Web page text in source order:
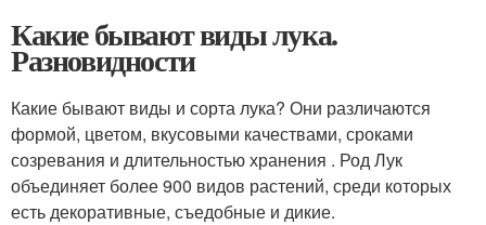
Какие бывают виды лука.
Разновидности
Какие бывают виды и сорта лука? Они различаются
формой, цветом, вкусовыми качествами, сроками
созревания и длительностью хранения . Род Лук
объединяет более 900 видов растений, среди которых
есть декоративные, съедобные и дикие.